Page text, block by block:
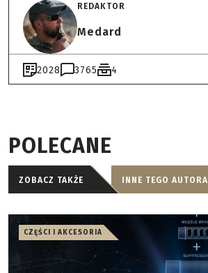
REDAKTOR
Medard
2028 3765 4
POLECANE
ZOBACZ TAKŻE INNE TEGO AUTORA
CZĘŚCI I AKCESORIA